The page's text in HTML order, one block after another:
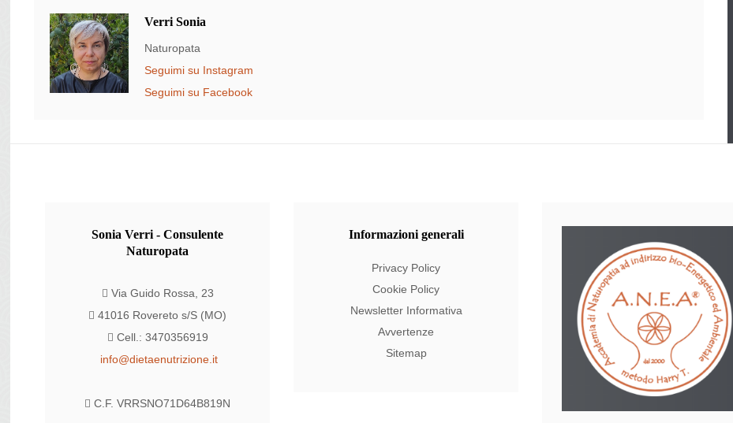
Verri Sonia
Naturopata
Seguimi su Instagram
Seguimi su Facebook
SoniaVerri - Consulente
Naturopata
Via Guido Rossa, 23
41016 Rovereto s/S (MO)
Cell.: 3470356919
info@dietaenutrizione.it
C.F. VRRSNO71D64B819N
Informazionigenerali
Privacy Policy
Cookie Policy
Newsletter Informativa
Avvertenze
Sitemap